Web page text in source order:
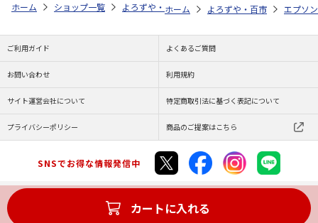
カートに入れる
ホーム ショップ一覧 よろずや・百市 エコリカ エプソン ＩＣＹ
ホーム よろずや・百市 エプソン
ご利用ガイド よくあるご質問
お問い合わせ 利用規約
サイト運営会社について 特定商取引法に基づく表記について
プライバシーポリシー 商品のご提案はこちら
SNSでお得な情報発信中